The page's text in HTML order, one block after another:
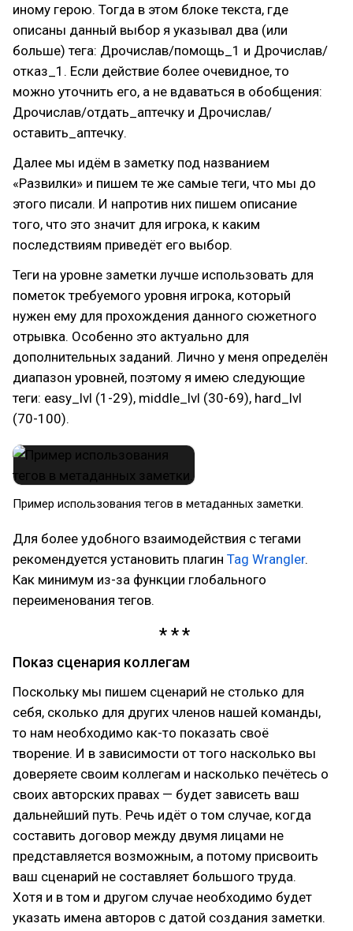
иному герою. Тогда в этом блоке текста, где
описаны данный выбор я указывал два (или
больше) тега: Дрочислав/помощь_1 и Дрочислав/
отказ_1. Если действие более очевидное, то
можно уточнить его, а не вдаваться в обобщения:
Дрочислав/отдать_аптечку и Дрочислав/
оставить_аптечку.
Далее мы идём в заметку под названием
«Развилки» и пишем те же самые теги, что мы до
этого писали. И напротив них пишем описание
того, что это значит для игрока, к каким
последствиям приведёт его выбор.
Теги на уровне заметки лучше использовать для
пометок требуемого уровня игрока, который
нужен ему для прохождения данного сюжетного
отрывка. Особенно это актуально для
дополнительных заданий. Лично у меня определён
диапазон уровней, поэтому я имею следующие
теги: easy_lvl (1-29), middle_lvl (30-69), hard_lvl
(70-100).
Пример использования тегов в метаданных заметки.
Для более удобного взаимодействия с тегами
рекомендуется установить плагин Tag Wrangler.
Как минимум из-за функции глобального
переименования тегов.
Показ сценария коллегам
Поскольку мы пишем сценарий не столько для
себя, сколько для других членов нашей команды,
то нам необходимо как-то показать своё
творение. И в зависимости от того насколько вы
доверяете своим коллегам и насколько печётесь о
своих авторских правах — будет зависеть ваш
дальнейший путь. Речь идёт о том случае, когда
составить договор между двумя лицами не
представляется возможным, а потому присвоить
ваш сценарий не составляет большого труда.
Хотя и в том и другом случае необходимо будет
указать имена авторов c датой создания заметки.